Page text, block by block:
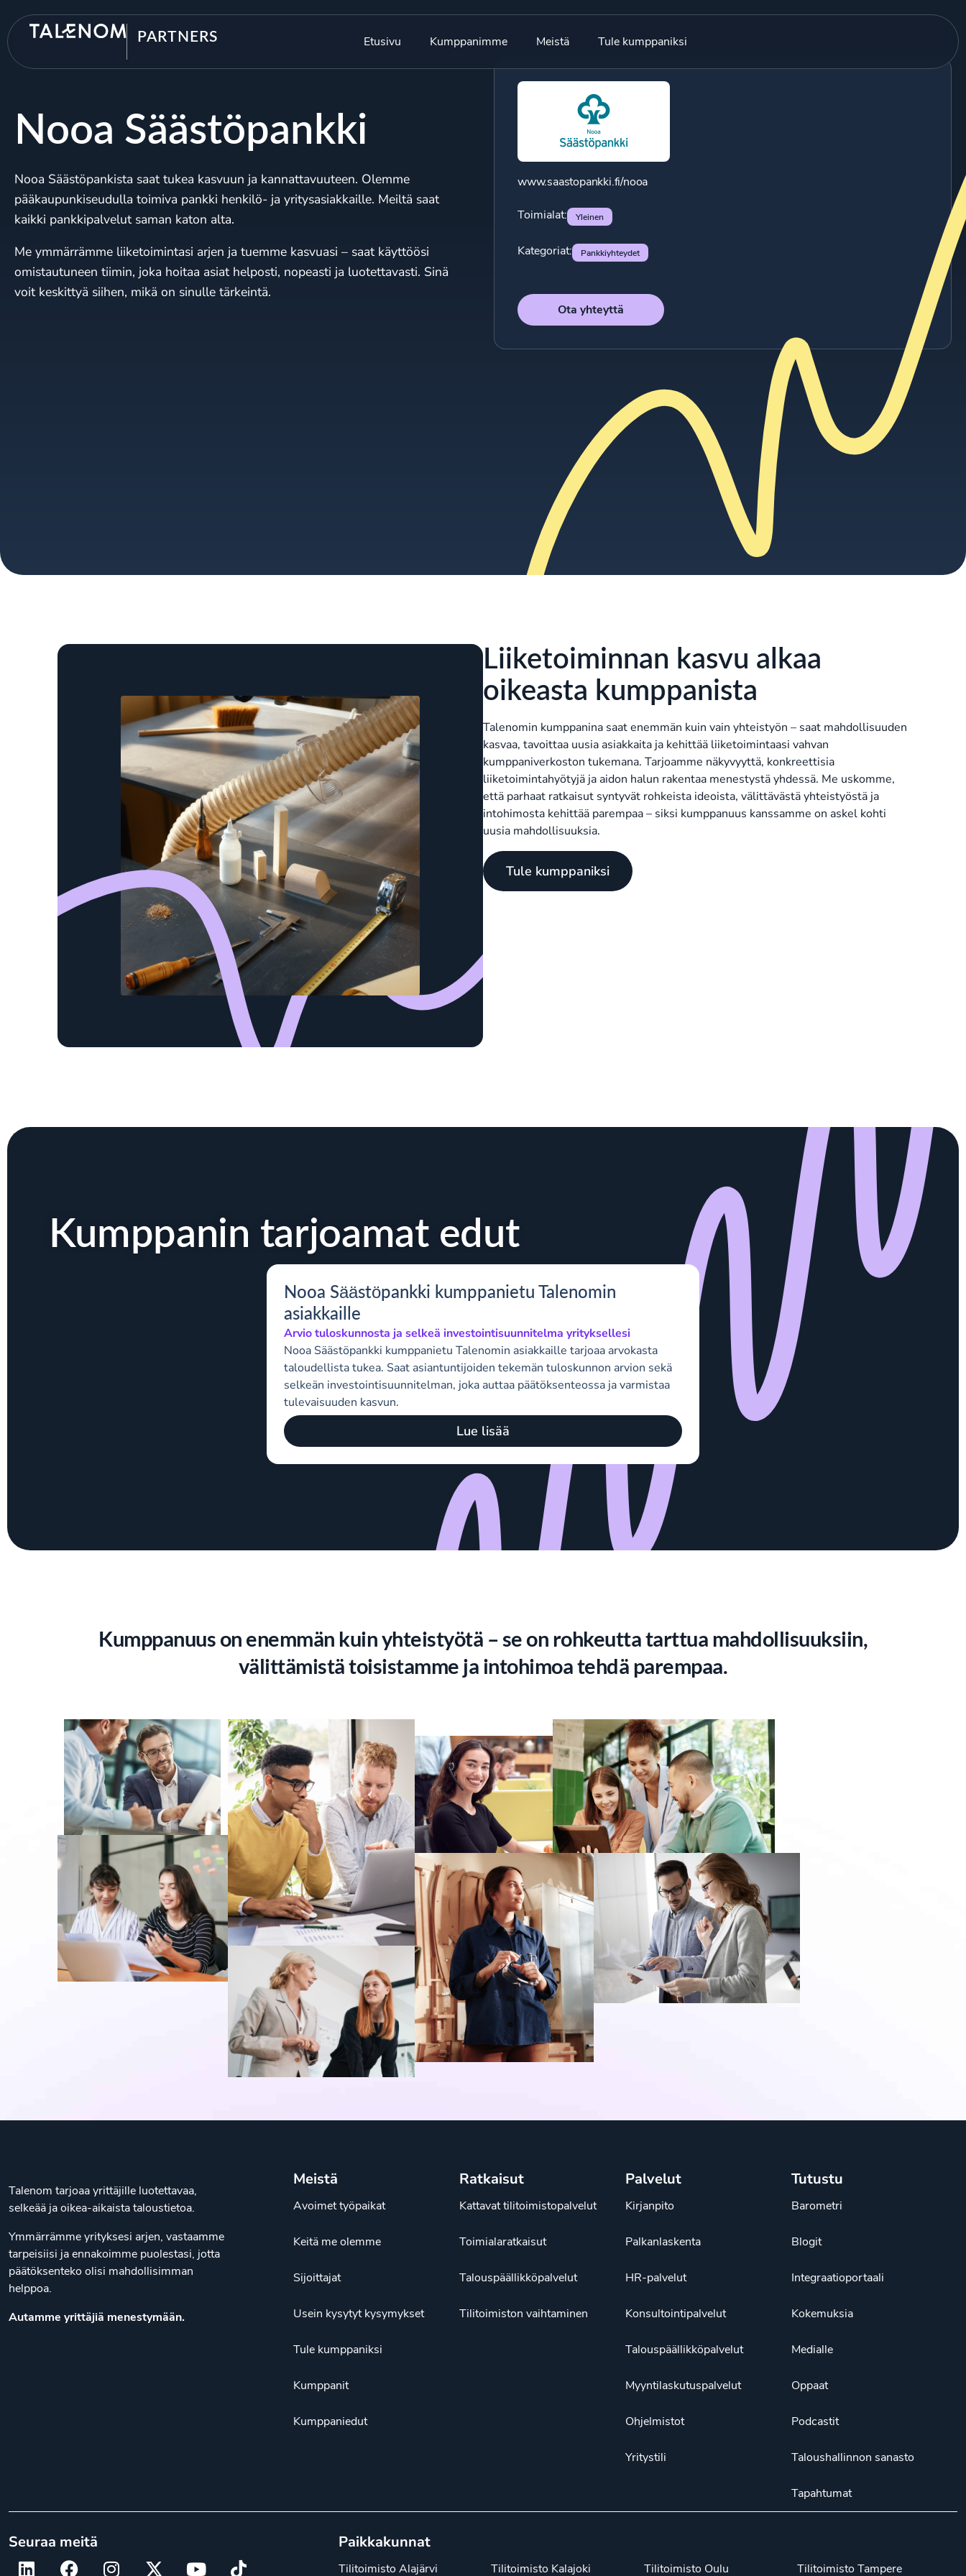
PARTNERS Etusivu Kumppanimme Meistä Tule kumppaniksi
Nooa Säästöpankki
Nooa Säästöpankista saat tukea kasvuun ja kannattavuuteen. Olemme
pääkaupunkiseudulla toimiva pankki henkilö- ja yritysasiakkaille. Meiltä saat
kaikki pankkipalvelut saman katon alta.
Me ymmärrämme liiketoimintasi arjen ja tuemme kasvuasi – saat käyttöösi
omistautuneen tiimin, joka hoitaa asiat helposti, nopeasti ja luotettavasti. Sinä
voit keskittyä siihen, mikä on sinulle tärkeintä.
www.saastopankki.fi/nooa
Toimialat: Yleinen
Kategoriat: Pankkiyhteydet
Ota yhteyttä
Liiketoiminnan kasvu alkaa
oikeasta kumppanista
Talenomin kumppanina saat enemmän kuin vain yhteistyön – saat mahdollisuuden
kasvaa, tavoittaa uusia asiakkaita ja kehittää liiketoimintaasi vahvan
kumppaniverkoston tukemana. Tarjoamme näkyvyyttä, konkreettisia
liiketoimintahyötyjä ja aidon halun rakentaa menestystä yhdessä. Me uskomme,
että parhaat ratkaisut syntyvät rohkeista ideoista, välittävästä yhteistyöstä ja
intohimosta kehittää parempaa – siksi kumppanuus kanssamme on askel kohti
uusia mahdollisuuksia.
Tule kumppaniksi
Kumppanin tarjoamat edut
Nooa Säästöpankki kumppanietu Talenomin
asiakkaille
Arvio tuloskunnosta ja selkeä investointisuunnitelma yrityksellesi
Nooa Säästöpankki kumppanietu Talenomin asiakkaille tarjoaa arvokasta
taloudellista tukea. Saat asiantuntijoiden tekemän tuloskunnon arvion sekä
selkeän investointisuunnitelman, joka auttaa päätöksenteossa ja varmistaa
tulevaisuuden kasvun.
Lue lisää
Kumppanuus on enemmän kuin yhteistyötä – se on rohkeutta tarttua mahdollisuuksiin,
välittämistä toisistamme ja intohimoa tehdä parempaa.
Talenom tarjoaa yrittäjille luotettavaa,
selkeää ja oikea-aikaista taloustietoa.
Ymmärrämme yrityksesi arjen, vastaamme
tarpeisiisi ja ennakoimme puolestasi, jotta
päätöksenteko olisi mahdollisimman
helppoa.
Autamme yrittäjiä menestymään.
Meistä
Avoimet työpaikat
Keitä me olemme
Sijoittajat
Usein kysytyt kysymykset
Tule kumppaniksi
Kumppanit
Kumppaniedut
Ratkaisut
Kattavat tilitoimistopalvelut
Toimialaratkaisut
Talouspäällikköpalvelut
Tilitoimiston vaihtaminen
Palvelut
Kirjanpito
Palkanlaskenta
HR-palvelut
Konsultointipalvelut
Talouspäällikköpalvelut
Myyntilaskutuspalvelut
Ohjelmistot
Yritystili
Tutustu
Barometri
Blogit
Integraatioportaali
Kokemuksia
Medialle
Oppaat
Podcastit
Taloushallinnon sanasto
Tapahtumat
Seuraa meitä Paikkakunnat
Tilitoimisto Alajärvi Tilitoimisto Kalajoki Tilitoimisto Oulu Tilitoimisto Tampere